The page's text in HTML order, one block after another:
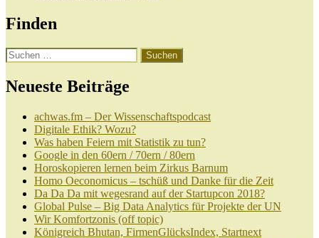
Finden
Suchen
nach:
Neueste Beiträge
achwas.fm – Der Wissenschaftspodcast
Digitale Ethik? Wozu?
Was haben Feiern mit Statistik zu tun?
Google in den 60ern / 70ern / 80ern
Horoskopieren lernen beim Zirkus Barnum
Homo Oeconomicus – tschüß und Danke für die Zeit
Da Da Da mit wegesrand auf der Startupcon 2018?
Global Pulse – Big Data Analytics für Projekte der UN
Wir Komfortzonis (off topic)
Königreich Bhutan, FirmenGlücksIndex, Startnext